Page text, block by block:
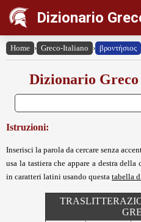
Dizionario
Home › Greco-Italiano › βροντήσιος
Dizionario
Istruzioni:
Inserisci la parola da cercare senza
usa la tastiera che appare a destra
in caratteri latini usando questa tabella